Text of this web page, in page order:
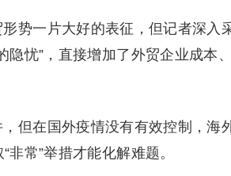
势一片大好的表征，但记者深入
忧”，直接增加了外贸企业成本、
但在国外疫情没有有效控制，海
常”举措才能化解难题。